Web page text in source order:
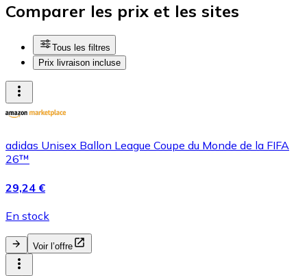
Comparer les prix et les sites
Tous les filtres
Prix livraison incluse
adidas Unisex Ballon League Coupe du Monde de la FIFA
26™
29,24 €
En stock
Voir l’offre